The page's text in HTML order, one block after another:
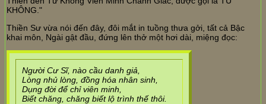
KHÔNG."
Thiền Sư vừa nói đến đây, đôi mắt in tuồng thưa gởi, tất cả Bậc
khai môn, Ngài gật đầu, đứng lên thở một hơi dài, miệng đọc:
Người Cư Sĩ, nào cầu danh giả,
Lòng nhủ lòng, đồng hóa nhân sinh,
Dụng đời để chỉ viên minh,
Biết chăng, chăng biết lộ trình thế thôi.